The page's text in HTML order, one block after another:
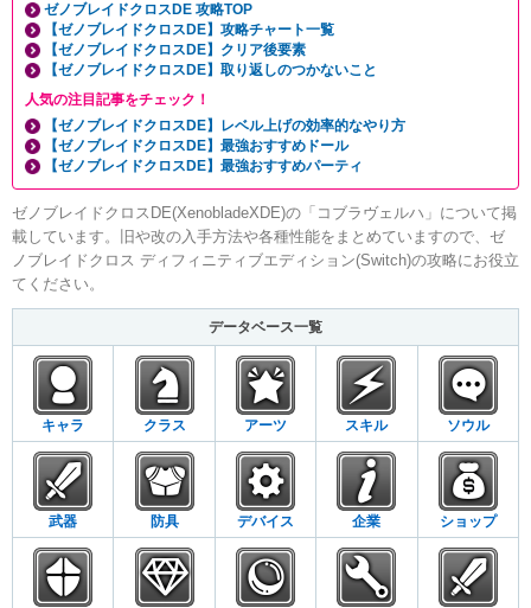
ゼノブレイドクロスDE 攻略TOP
【ゼノブレイドクロスDE】攻略チャート一覧
【ゼノブレイドクロスDE】クリア後要素
【ゼノブレイドクロスDE】取り返しのつかないこと
人気の注目記事をチェック！
【ゼノブレイドクロスDE】レベル上げの効率的なやり方
【ゼノブレイドクロスDE】最強おすすめドール
【ゼノブレイドクロスDE】最強おすすめパーティ
ゼノブレイドクロスDE(XenobladeXDE)の「コブラヴェルハ」について掲
載しています。旧や改の入手方法や各種性能をまとめていますので、ゼ
ノブレイドクロス ディフィニティブエディション(Switch)の攻略にお役立
てください。
データベース一覧
キャラ クラス アーツ スキル ソウル
武器 防具 デバイス 企業 ショップ